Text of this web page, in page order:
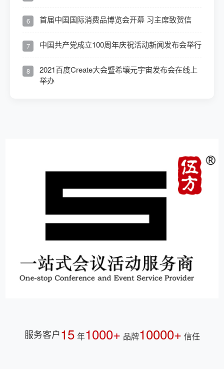
6 首届中国国际消费品博览会开幕 习主席致贺信
7 中国共产党成立100周年庆祝活动新闻发布会举行
8
2021百度Create大会暨希壤元宇宙发布会在线上
举办
服务客户15 年1000+ 品牌10000+ 信任